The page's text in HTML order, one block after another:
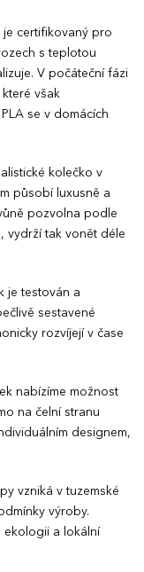
je certifikovaný pro
s teplotou
V počáteční fázi
však
se v domácích
kolečko v
působí luxusně a
pozvolna podle
vydrží tak vonět déle
je testován a
sestavené
rozvíjejí v čase
nabízíme možnost
na čelní stranu
designem,
vzniká v tuzemské
výroby.
ekologii a lokální